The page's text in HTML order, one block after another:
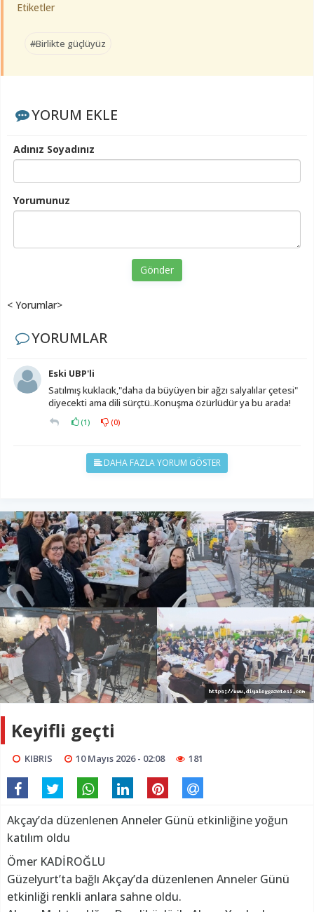
Etiketler
#Birlikte güçlüyüz
YORUM EKLE
Adınız Soyadınız
Yorumunuz
Gönder
< Yorumlar>
YORUMLAR
Eski UBP'li
Satılmış kuklacık,"daha da büyüyen bir ağzı salyalılar çetesi"
diyecekti ama dili sürçtü..Konuşma özürlüdür ya bu arada!
(1) (0)
DAHA FAZLA YORUM GÖSTER
Keyifli geçti
KIBRIS 10 Mayıs 2026 - 02:08 181
Akçay’da düzenlenen Anneler Günü etkinliğine yoğun
katılım oldu
Ömer KADİROĞLU
Güzelyurt’ta bağlı Akçay’da düzenlenen Anneler Günü
etkinliği renkli anlara sahne oldu.